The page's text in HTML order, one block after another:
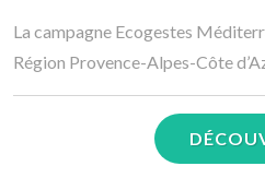
La campagne Ecogestes
Région Provence-Alpes-Côte